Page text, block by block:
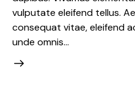
vulputate eleifend tellus.
consequat vitae, eleifend
unde omnis…